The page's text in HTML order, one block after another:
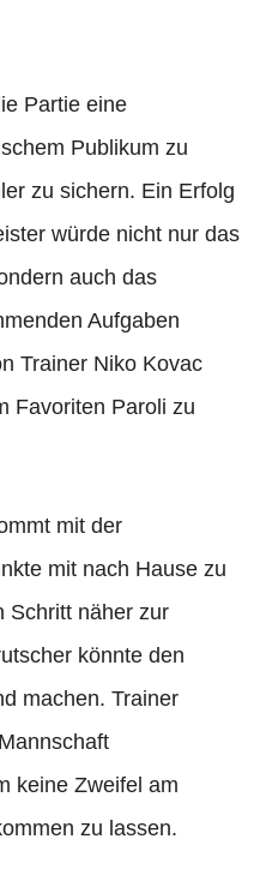
Partie eine
Publikum zu
zu sichern. Ein Erfolg
würde nicht nur das
auch das
Aufgaben
Trainer Niko Kovac
Favoriten Paroli zu
mit der
mit nach Hause zu
Schritt näher zur
könnte den
machen. Trainer
keine Zweifel am
zu lassen.